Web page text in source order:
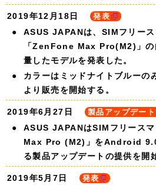
2019年12月18日 発表
ASUS JAPANは、SIMフリー
「ZenFone Max Pro(M2)」の
量したモデルを発表した。
カラーはミッドナイトブルーの
より販売を開始する。
2019年6月27日 製品アップデート
ASUS JAPANはSIMフリース
Max Pro (M2)」をAndroid
る製品アップデートの提供を開
2019年5月7日 発表